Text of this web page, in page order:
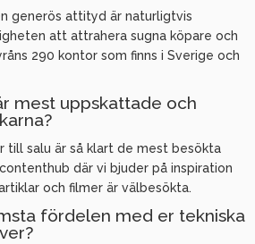
generös attityd är naturligtvis
att attrahera sugna köpare och
290 kontor som finns i Sverige och
mest uppskattade och
till salu är så klart de mest besökta
där vi bjuder på inspiration
och filmer är välbesökta.
fördelen med er tekniska